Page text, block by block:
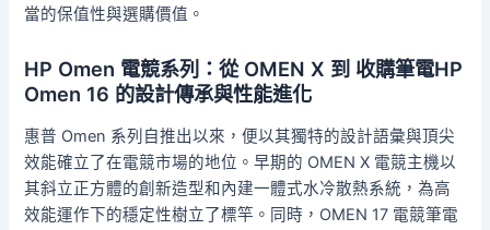
當的保值性與選購價值。
HP Omen 電競系列：從 OMEN X 到 收購筆電HP
Omen 16 的設計傳承與性能進化
惠普 Omen 系列自推出以來，便以其獨特的設計語彙與頂尖
效能確立了在電競市場的地位。早期的 OMEN X 電競主機以
其斜立正方體的創新造型和內建一體式水冷散熱系統，為高
效能運作下的穩定性樹立了標竿。同時，OMEN 17 電競筆電